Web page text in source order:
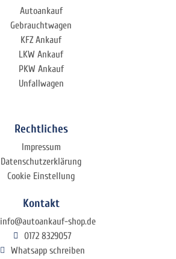
Autoankauf
Gebrauchtwagen
KFZ Ankauf
LKW Ankauf
PKW Ankauf
Unfallwagen
Rechtliches
Impressum
Datenschutzerklärung
Cookie Einstellung
Kontakt
info@autoankauf-shop.de
0172 8329057
Whatsapp schreiben